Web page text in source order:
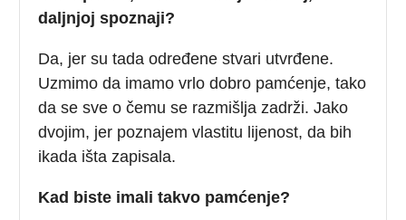
daljnjoj spoznaji?
Da, jer su tada određene stvari utvrđene.
Uzmimo da imamo vrlo dobro pamćenje, tako
da se sve o čemu se razmišlja zadrži. Jako
dvojim, jer poznajem vlastitu lijenost, da bih
ikada išta zapisala.
Kad biste imali takvo pamćenje?